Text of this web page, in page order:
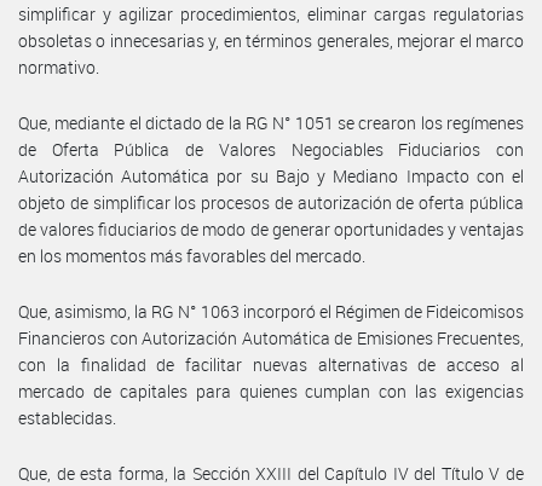
simplificar y agilizar procedimientos, eliminar cargas regulatorias
obsoletas o innecesarias y, en términos generales, mejorar el marco
normativo.
Que, mediante el dictado de la RG N° 1051 se crearon los regímenes
de Oferta Pública de Valores Negociables Fiduciarios con
Autorización Automática por su Bajo y Mediano Impacto con el
objeto de simplificar los procesos de autorización de oferta pública
de valores fiduciarios de modo de generar oportunidades y ventajas
en los momentos más favorables del mercado.
Que, asimismo, la RG N° 1063 incorporó el Régimen de Fideicomisos
Financieros con Autorización Automática de Emisiones Frecuentes,
con la finalidad de facilitar nuevas alternativas de acceso al
mercado de capitales para quienes cumplan con las exigencias
establecidas.
Que, de esta forma, la Sección XXIII del Capítulo IV del Título V de